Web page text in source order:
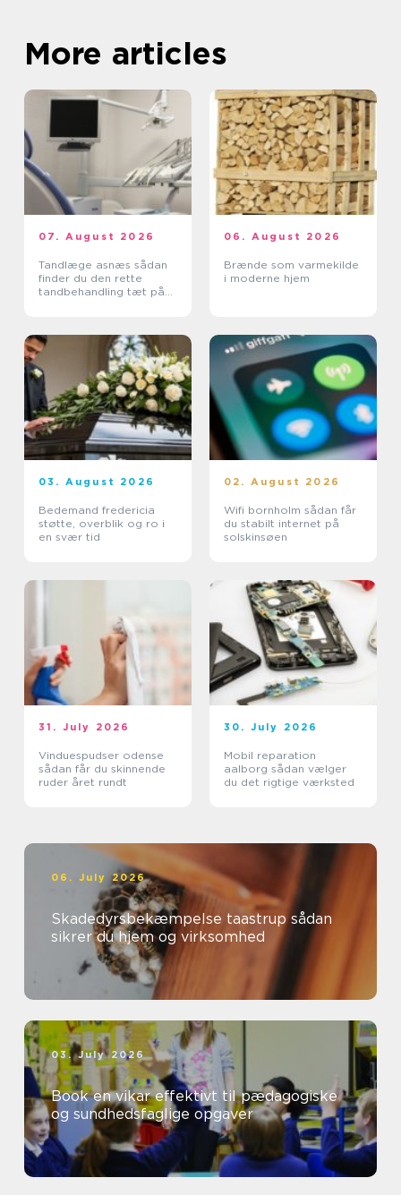
More articles
07. August 2026
Tandlæge asnæs sådan
finder du den rette
tandbehandling tæt på
06. August 2026
Brænde som varmekilde
i moderne hjem
03. August 2026
Bedemand fredericia
støtte, overblik og ro i
en svær tid
02. August 2026
Wifi bornholm sådan får
du stabilt internet på
solskinsøen
31. July 2026
Vinduespudser odense
sådan får du skinnende
ruder året rundt
30. July 2026
Mobil reparation
aalborg sådan vælger
du det rigtige værksted
06. July 2026
Skadedyrsbekæmpelse taastrup sådan
sikrer du hjem og virksomhed
03. July 2026
Book en vikar effektivt til pædagogiske
og sundhedsfaglige opgaver